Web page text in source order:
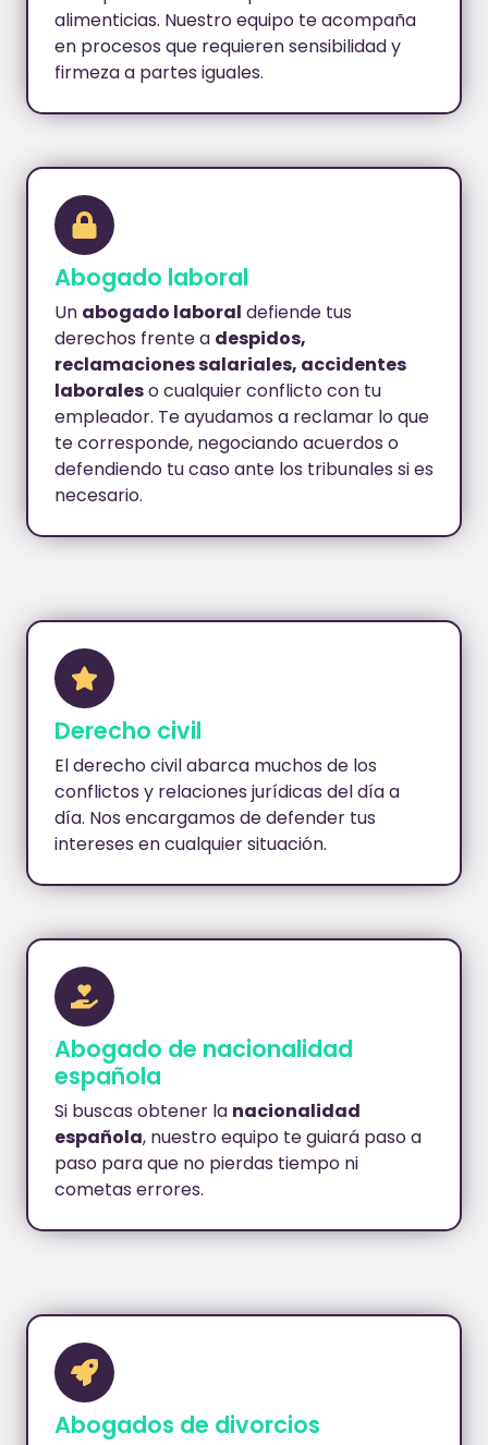
alimenticias. Nuestro equipo te acompaña
en procesos que requieren sensibilidad y
firmeza a partes iguales.
Abogado laboral
Un abogado laboral defiende tus
derechos frente a despidos,
reclamaciones salariales, accidentes
laboraleso cualquier conflicto con tu
empleador. Te ayudamos a reclamar lo que
te corresponde, negociando acuerdos o
defendiendo tu caso ante los tribunales si es
necesario.
Derecho civil
El derecho civil abarca muchos de los
conflictos y relaciones jurídicas del día a
día. Nos encargamos de defender tus
intereses en cualquier situación.
Abogado de nacionalidad
española
Si buscas obtener la nacionalidad
española, nuestro equipo te guiará paso a
paso para que no pierdas tiempo ni
cometas errores.
Abogados de divorcios